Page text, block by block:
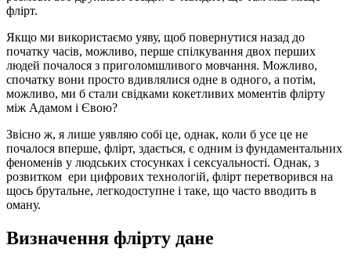
флірт.
Якщо ми використаємо уяву, щоб повернутися назад до
початку часів, можливо, перше спілкування двох перших
людей почалося з приголомшливого мовчання. Можливо,
спочатку вони просто вдивлялися одне в одного, а потім,
можливо, ми б стали свідками кокетливих моментів флірту
між Адамом і Євою?
Звісно ж, я лише уявляю собі це, однак, коли б усе це не
почалося вперше, флірт, здається, є одним із фундаментальних
феноменів у людських стосунках і сексуальності. Однак, з
розвитком ери цифрових технологій, флірт перетворився на
щось брутальне, легкодоступне і таке, що часто вводить в
оману.
Визначення флірту дане